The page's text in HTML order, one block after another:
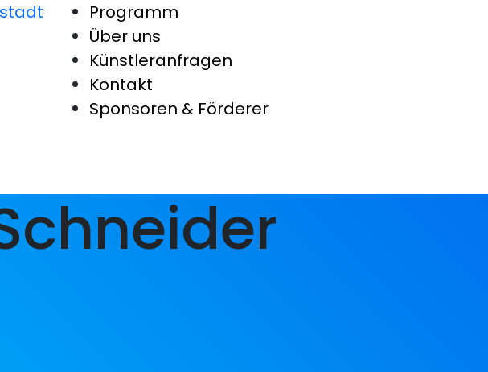
Programm
Über uns
Künstleranfragen
Kontakt
Sponsoren & Förderer